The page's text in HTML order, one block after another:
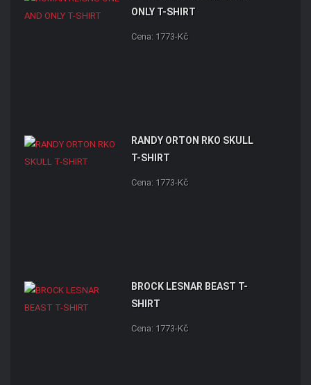
ONLY T-SHIRT
Cena: 1773-Kč
RANDY ORTON RKO SKULL
T-SHIRT
Cena: 1773-Kč
BROCK LESNAR BEAST T-
SHIRT
Cena: 1773-Kč